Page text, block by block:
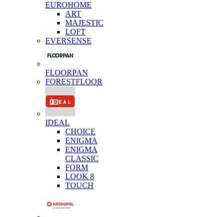
EUROHOME
ART
MAJESTIC
LOFT
EVERSENSE
FLOORPAN
FORESTFLOOR
IDEAL
CHOICE
ENIGMA
ENIGMA
CLASSIC
FORM
LOOK 8
TOUCH